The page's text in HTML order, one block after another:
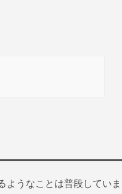
ようなことは普段していま